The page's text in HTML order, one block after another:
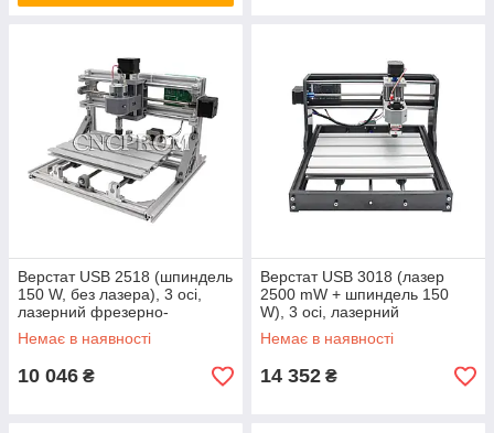
Верстат USB 2518 (шпиндель
150 W, без лазера), 3 осі,
лазерний фрезерно-
гравірувальний
Немає в наявності
10 046 ₴
Верстат USB 3018 (лазер
2500 mW + шпиндель 150
W), 3 осі, лазерний
фрезерно-гравірувальний
Немає в наявності
14 352 ₴